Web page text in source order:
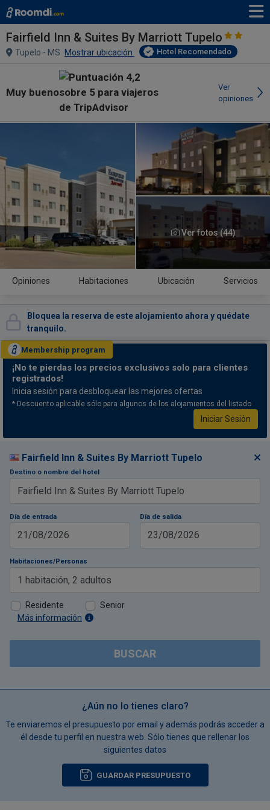
Fairfield Inn & Suites By Marriott Tupelo
Tupelo - MS Mostrar ubicación Hotel Recomendado
Muy bueno
Ver
opiniones
Ver fotos (44)
Opiniones Habitaciones Ubicación Servicios
Bloquea la reserva de este alojamiento ahora y quédate
tranquilo.
Membership program
¡No te pierdas los precios exclusivos solo para clientes
registrados!
Inicia sesión para desbloquear las mejores ofertas
* Descuento aplicable sólo para algunos de los alojamientos del listado
Iniciar Sesión
Fairfield Inn & Suites By Marriott Tupelo
Destino o nombre del hotel
Día de entrada
21/08/2026
Día de salida
23/08/2026
Habitaciones/Personas
1 habitación, 2 adultos
Residente
Senior
Más información
BUSCAR
¿Aún no lo tienes claro?
Te enviaremos el presupuesto por email y además podrás acceder a
él desde tu perfil en nuestra web. Sólo tienes que rellenar los
siguientes datos
GUARDAR PRESUPUESTO